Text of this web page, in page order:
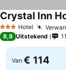
3 SterrenHotel
Crystal Inn
8,8 Uitstekend
Van € 114